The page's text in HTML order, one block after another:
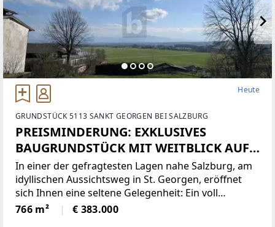
Heute
GRUNDSTÜCK 5113 SANKT GEORGEN BEI SALZBURG
PREISMINDERUNG: EXKLUSIVES
BAUGRUNDSTÜCK MIT WEITBLICK AUF
DIE BERGE
In einer der gefragtesten Lagen nahe Salzburg, am
idyllischen Aussichtsweg in St. Georgen, eröffnet
sich Ihnen eine seltene Gelegenheit: Ein voll
erschlossenes Baugrundstück, das durch seine
Kombination aus Ruhe, Aussicht und optimaler
766 m² € 383.000